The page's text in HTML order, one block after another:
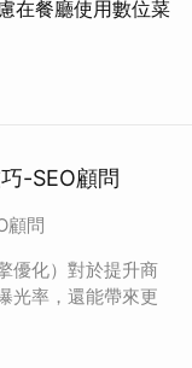
在餐廳使用數位菜
-SEO顧問
顧問
優化）對於提升商
光率，還能帶來更